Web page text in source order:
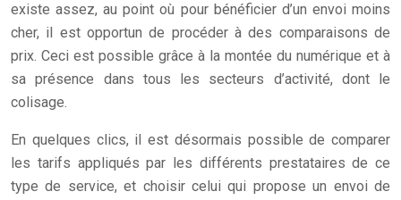
existe assez, au point où pour bénéficier d’un envoi moins
cher, il est opportun de procéder à des comparaisons de
prix. Ceci est possible grâce à la montée du numérique et à
sa présence dans tous les secteurs d’activité, dont le
colisage.
En quelques clics, il est désormais possible de comparer
les tarifs appliqués par les différents prestataires de ce
type de service, et choisir celui qui propose un envoi de